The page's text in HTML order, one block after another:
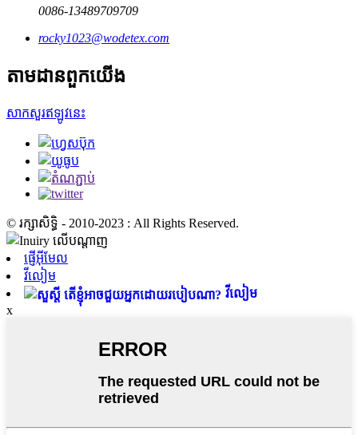
0086-13489709709
rocky1023@wodetex.com
តាមដានពួកយើង
សាកសួរឥឡូវនេះ
© រក្សាសិទ្ធិ - 2010-2023 : All Rights Reserved.
ផ្ញើអ៊ីមែល
វីលៀម
វីលៀម
x